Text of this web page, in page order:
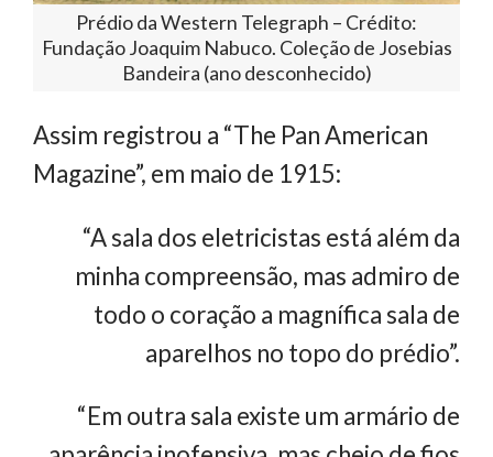
Prédio da Western Telegraph – Crédito:
Fundação Joaquim Nabuco. Coleção de Josebias
Bandeira (ano desconhecido)
Assim registrou a “The Pan American
Magazine”, em maio de 1915:
“A sala dos eletricistas está além da
minha compreensão, mas admiro de
todo o coração a magnífica sala de
aparelhos no topo do prédio”.
“Em outra sala existe um armário de